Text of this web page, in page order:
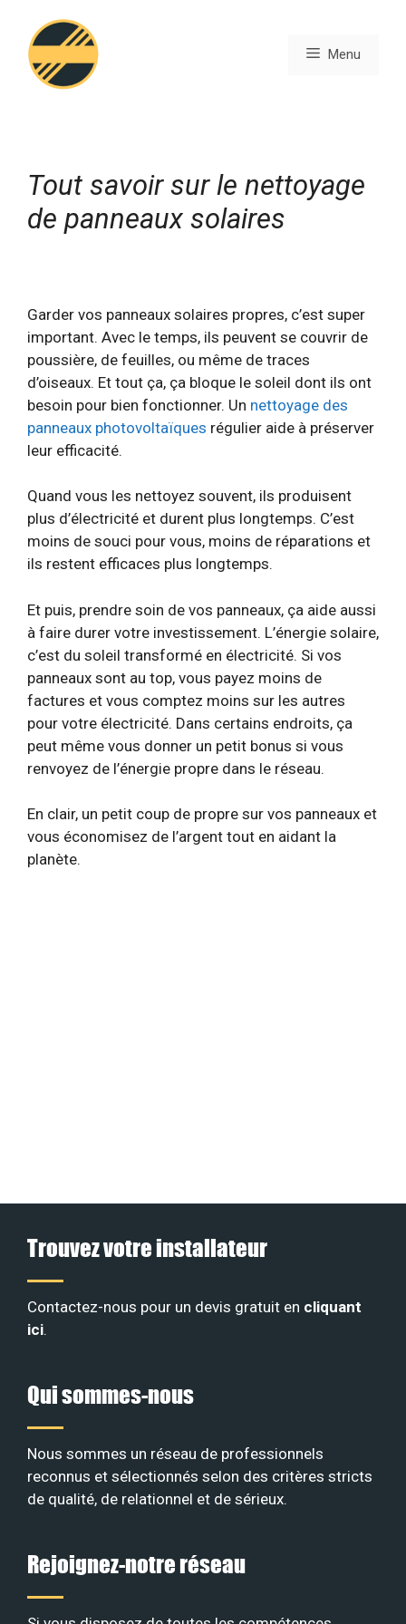
contenu
Menu
Tout savoir sur le nettoyage
de panneaux solaires
Garder vos panneaux solaires propres, c’est super
important. Avec le temps, ils peuvent se couvrir de
poussière, de feuilles, ou même de traces
d’oiseaux. Et tout ça, ça bloque le soleil dont ils ont
besoin pour bien fonctionner. Un nettoyage des
panneaux photovoltaïques régulier aide à préserver
leur efficacité.
Quand vous les nettoyez souvent, ils produisent
plus d’électricité et durent plus longtemps. C’est
moins de souci pour vous, moins de réparations et
ils restent efficaces plus longtemps.
Et puis, prendre soin de vos panneaux, ça aide aussi
à faire durer votre investissement. L’énergie solaire,
c’est du soleil transformé en électricité. Si vos
panneaux sont au top, vous payez moins de
factures et vous comptez moins sur les autres
pour votre électricité. Dans certains endroits, ça
peut même vous donner un petit bonus si vous
renvoyez de l’énergie propre dans le réseau.
En clair, un petit coup de propre sur vos panneaux et
vous économisez de l’argent tout en aidant la
planète.
Trouvez votre installateur
Contactez-nous pour un devis gratuit en cliquant
ici.
Qui sommes-nous
Nous sommes un réseau de professionnels
reconnus et sélectionnés selon des critères stricts
de qualité, de relationnel et de sérieux.
Rejoignez-notre réseau